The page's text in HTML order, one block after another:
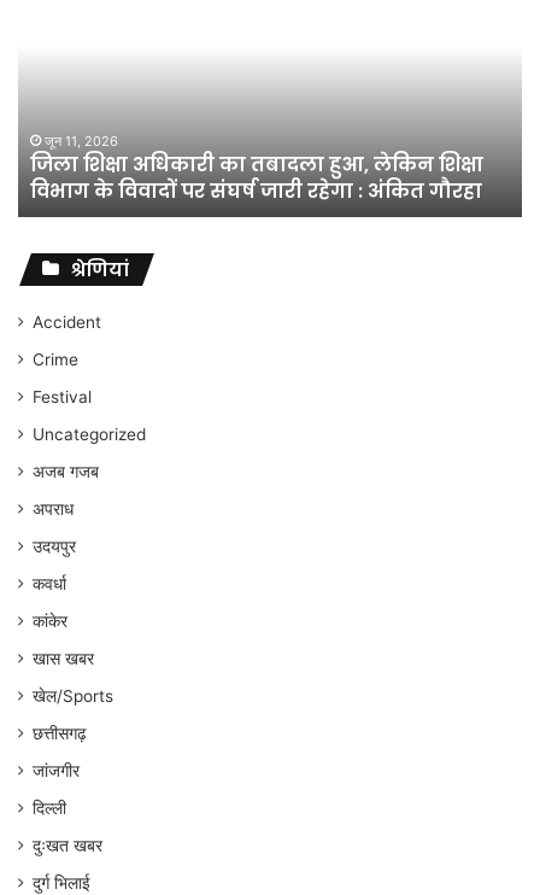
शिक्षा
विभाग
विवादों
संघर्ष
जारी
रहेगा
अंकित
गौरहा
जून 11, 2026
जिला शिक्षा अधिकारी का तबादला हुआ, लेकिन शिक्षा
विभाग के विवादों पर संघर्ष जारी रहेगा : अंकित गौरहा
श्रेणियां
Accident
Crime
Festival
Uncategorized
अजब गजब
अपराध
उदयपुर
कवर्धा
कांकेर
खास खबर
खेल/Sports
छत्तीसगढ़
जांजगीर
दिल्ली
दुःखत खबर
दुर्ग भिलाई